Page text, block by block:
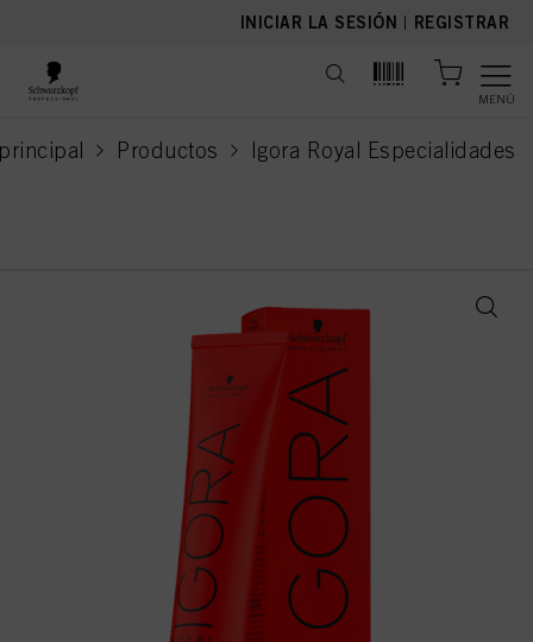
INICIAR LA SESIÓN | REGISTRAR
MENÚ
Productos Igora Royal Especialidades
current page